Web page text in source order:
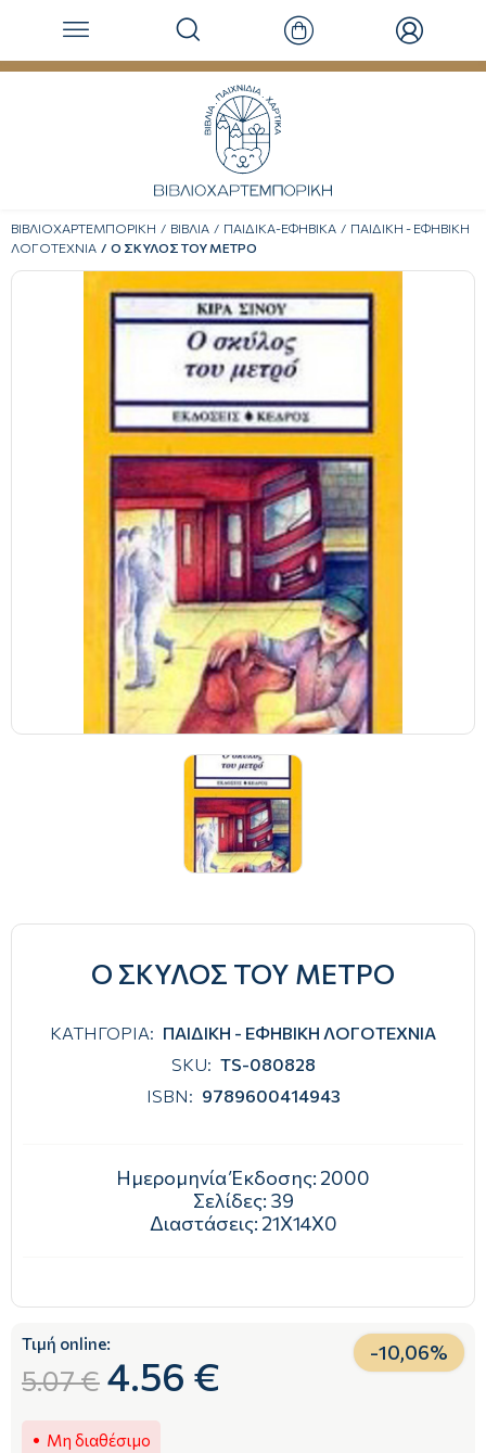
ΒΙΒΛΙΟΧΑΡΤΕΜΠΟΡΙΚΗ ΒΙΒΛΙΑ ΠΑΙΔΙΚΑ-ΕΦΗΒΙΚΑ
ΠΑΙΔΙΚΗ - ΕΦΗΒΙΚΗ
ΛΟΓΟΤΕΧΝΙΑ
Ο ΣΚΥΛΟΣ ΤΟΥ ΜΕΤΡΟ
Ο ΣΚΥΛΟΣ ΤΟΥ ΜΕΤΡΟ
ΚΑΤΗΓΟΡΙΑ: ΠΑΙΔΙΚΗ - ΕΦΗΒΙΚΗ ΛΟΓΟΤΕΧΝΙΑ
SKU: TS-080828
ISBN: 9789600414943
Ημερομηνία Έκδοσης: 2000
Σελίδες: 39
Διαστάσεις: 21Χ14Χ0
Τιμή online:
5.07 € 4.56 € -10,06%
Μη διαθέσιμο